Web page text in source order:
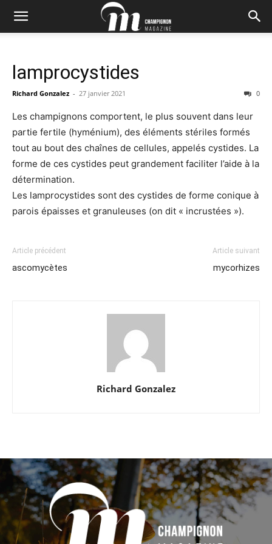
lamprocystides
Richard Gonzalez - 27 janvier 2021 0
Les champignons comportent, le plus souvent dans leur
partie fertile (hyménium), des éléments stériles formés
tout au bout des chaînes de cellules, appelés cystides. La
forme de ces cystides peut grandement faciliter l’aide à la
détermination.
Les lamprocystides sont des cystides de forme conique à
parois épaisses et granuleuses (on dit « incrustées »).
Article précédent
ascomycètes
Article suivant
mycorhizes
Richard Gonzalez